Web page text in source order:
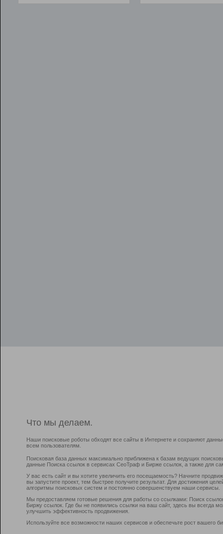
Что мы делаем.
Наши поисковые роботы обходят все сайты в Интернете и сохраняют
всем пользователям.
Поисковая база данных максимально приближена к базам ведущих
данные Поиска ссылок в сервисах СеоТраф и Бирже ссылок, а также для
У вас есть сайт и вы хотите увеличить его посещаемость? Начните
вы запустите проект, тем быстрее получите результат. Для достижения
алгоритмы поисковых систем и постоянно совершенствуем наши сервисы.
Мы предоставляем готовые решения для работы со ссылками: Поиск
Биржу ссылок. Где бы не появились ссылки на ваш сайт, здесь вы всегда
улучшить эффективность продвижения.
Используйте все возможности наших сервисов и обеспечьте рост вашего